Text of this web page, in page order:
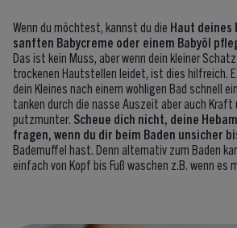
Wenn du möchtest, kannst du die Haut deines
sanften Babycreme oder einem Babyöl
Das ist kein Muss, aber wenn dein kleiner
trockenen Hautstellen leidet, ist dies hilfreich.
dein Kleines nach einem wohligen Bad schnell
tanken durch die nasse Auszeit aber auch Kraft
putzmunter. Scheue dich nicht, deine
fragen, wenn du dir beim Baden unsicher
Bademuffel hast. Denn alternativ zum Baden
einfach von Kopf bis Fuß waschen z.B. wenn es